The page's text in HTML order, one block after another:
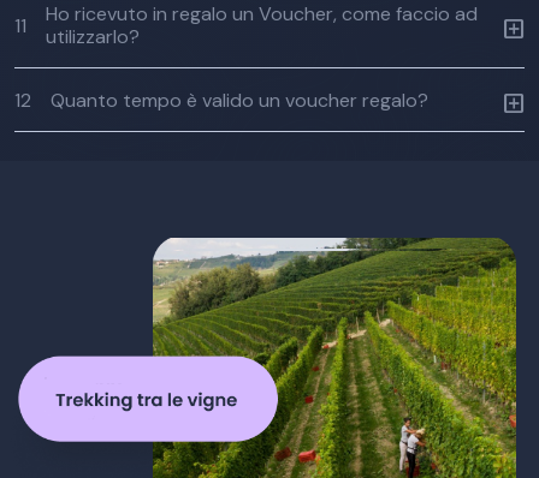
11
Ho ricevuto in regalo un Voucher, come faccio ad
utilizzarlo?
12 Quanto tempo è valido un voucher regalo?